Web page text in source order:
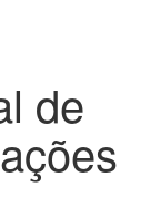
de